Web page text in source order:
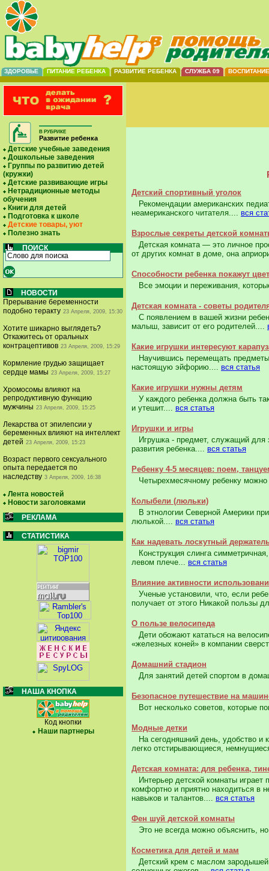
ЗДОРОВЬЕ ПИТАНИЕ РЕБЕНКА РАЗВИТИЕ РЕБЕНКА СЛУЖБА 09 ВОСПИТАНИЕ
В РУБРИКЕ
Развитие ребенка
Детские учебные заведения
Дошкольные заведения
Группы по развитию детей
(кружки)
Детские развивающие игры
Нетрадиционные методы
обучения
Книги для детей
Подготовка к школе
Детские товары, уют
Полезно знать
ПОИСК
НОВОСТИ
Прерывание беременности
подобно теракту 23 Апреля, 2009, 15:30
Хотите шикарно выглядеть?
Откажитесь от оральных
контрацептивов 23 Апреля, 2009, 15:29
Кормление грудью защищает
сердце мамы 23 Апреля, 2009, 15:27
Хромосомы влияют на
репродуктивную функцию
мужчины 23 Апреля, 2009, 15:25
Лекарства от эпилепсии у
беременных влияют на интеллект
детей 23 Апреля, 2009, 15:23
Возраст первого сексуального
опыта передается по
наследству 3 Апреля, 2009, 16:38
Лента новостей
Новости заголовками
РЕКЛАМА
СТАТИСТИКА
НАША КНОПКА
Код кнопки
Наши партнеры
Детский спортивный уголок
Рекомендации американских
неамериканского читателя.... вся
Взрослые секреты детской
Детская комната — это личное
от других комнат в доме, она
Способности ребенка покажут
Все эмоции и переживания,
Детская комната - советы
С появлением в вашей жизни
малыш, зависит от его родителей....
Какие игрушки интересуют
Научившись перемещать предметы
настоящую эйфорию.... вся статья
Какие игрушки нужны детям
У каждого ребенка должна быть
и утешит.... вся статья
Игрушки и игры
Игрушка - предмет, служащий для
развития ребенка.... вся статья
Ребенку 4-5 месяцев: поем,
Четырехмесячному ребенку
Колыбели (люльки)
В этнологии Северной Америки
люлькой.... вся статья
Как надевать лоскутный
Конструкция слинга
левом плече... вся статья
Влияние активности
Ученые установили, что, если
получает от этого Никакой пользы
О пользе велосипеда
Дети обожают кататься на
«железных коней» в компании
Домашний стадион
Для занятий детей спортом в
Безопасное путешествие на
Вот несколько советов, которые
Модные детки
На сегодняшний день, удобство и
легко отстирывающиеся,
Детская комната: для ребенка,
Интерьер детской комнаты играет
комфортно и приятно находиться в
навыков и талантов.... вся статья
Фен шуй детской комнаты
Это не всегда можно объяснить,
Косметика для детей и мам
Детский крем с маслом зародышей